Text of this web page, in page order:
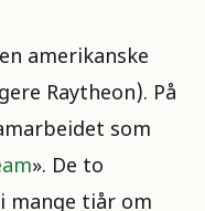
amerikanske
Raytheon). På
som
». De to
mange tiår om